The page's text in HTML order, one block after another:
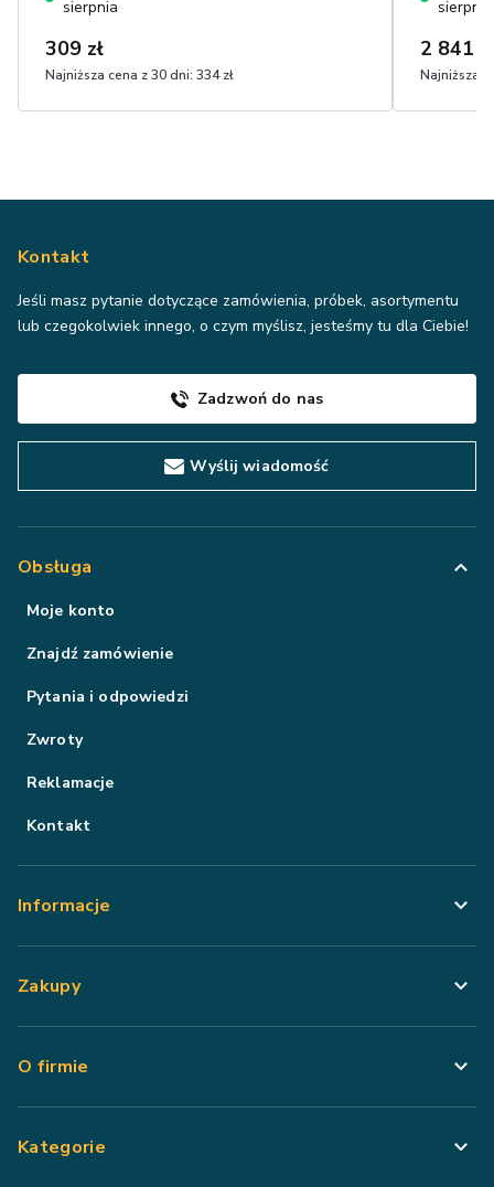
sierpnia
309 zł
Najniższa cena z 30 dni: 334 zł
sierpnia
2 841
Najniższa
Kontakt
Jeśli masz pytanie dotyczące zamówienia, próbek, asortymentu
lub czegokolwiek innego, o czym myślisz, jesteśmy tu dla Ciebie!
Zadzwoń do nas
Wyślij wiadomość
Obsługa
Moje konto
Znajdź zamówienie
Pytania i odpowiedzi
Zwroty
Reklamacje
Kontakt
Informacje
Zakupy
O firmie
Kategorie